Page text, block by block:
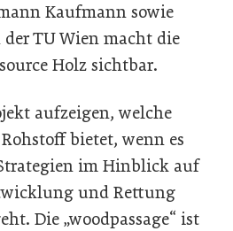
Kaufmann sowie
TU Wien macht die
Holz sichtbar.
aufzeigen, welche
bietet, wenn es
im Hinblick auf
und Rettung
Die „woodpassage“ ist